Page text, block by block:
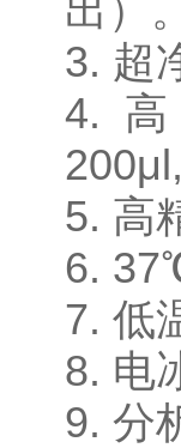
出）
3. 超
4.
5. 高
6.
7. 低
8. 电
9. 分